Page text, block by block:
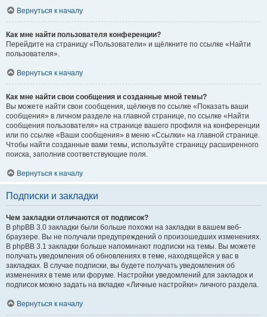
Вернуться к началу
Как мне найти пользователя конференции?
Перейдите на страницу «Пользователи» и щёлкните по ссылке «Найти
пользователя».
Вернуться к началу
Как мне найти свои сообщения и созданные мной темы?
Вы можете найти свои сообщения, щёлкнув по ссылке «Показать ваши
сообщения» в личном разделе на главной странице, по ссылке «Найти
сообщения пользователя» на странице вашего профиля на конференции
или по ссылке «Ваши сообщения» в меню «Ссылки» на главной странице.
Чтобы найти созданные вами темы, используйте страницу расширенного
поиска, заполнив соответствующие поля.
Вернуться к началу
Подписки и закладки
Чем закладки отличаются от подписок?
В phpBB 3.0 закладки были больше похожи на закладки в вашем веб-
браузере. Вы не получали предупреждений о произошедших изменениях.
В phpBB 3.1 закладки больше напоминают подписки на темы. Вы можете
получать уведомления об обновлениях в теме, находящейся у вас в
закладках. В случае подписки, вы будете получать уведомления об
изменениях в теме или форуме. Настройки уведомлений для закладок и
подписок можно задать на вкладке «Личные настройки» личного раздела.
Вернуться к началу